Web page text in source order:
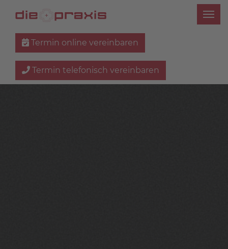
Termin online vereinbaren
Termin telefonisch vereinbaren